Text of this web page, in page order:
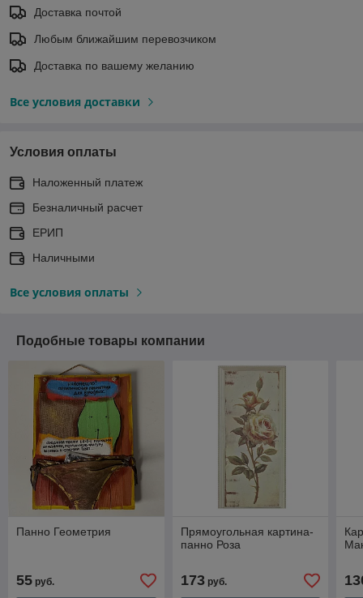
Доставка почтой
Любым ближайшим перевозчиком
Доставка по вашему желанию
Все условия доставки
Условия оплаты
Наложенный платеж
Безналичный расчет
ЕРИП
Наличными
Все условия оплаты
Подобные товары компании
Панно Геометрия
55 руб.
Прямоугольная картина-
панно Роза
173руб.